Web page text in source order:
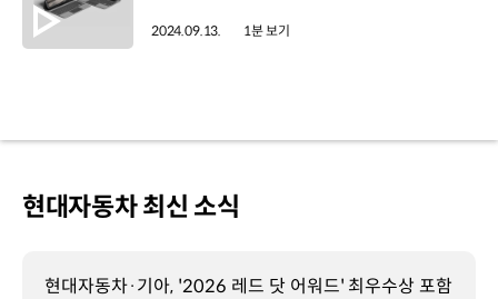
2024.09.13. 1분 보기
현대자동차 최신 소식
현대자동차·기아, '2026 레드 닷 어워드' 최우수상 포함